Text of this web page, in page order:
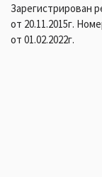
Зарегистрирован
от 20.11.2015г.
от 01.02.2022г.